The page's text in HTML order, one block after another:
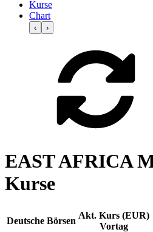
Kurse
Chart
‹ ›
EAST AFRICA
Kurse
Deutsche Börsen
Akt. Kurs (EUR)
Vortag